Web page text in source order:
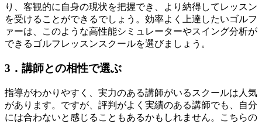
り、客観的に自身の現状を把握でき、より納得してレッスン
を受けることができるでしょう。効率よく上達したいゴルフ
ァーは、このような高性能シミュレーターやスイング分析が
できるゴルフレッスンスクールを選びましょう。
3．講師との相性で選ぶ
指導がわかりやすく、実力のある講師がいるスクールは人気
があります。ですが、評判がよく実績のある講師でも、自分
には合わないと感じることもあるかもしれません。こちらの